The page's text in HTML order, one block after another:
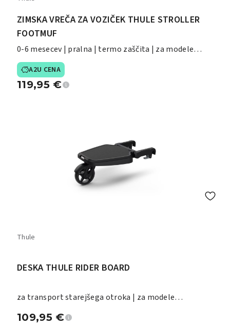
ZIMSKA VREČA ZA VOZIČEK THULE STROLLER
FOOTMUF
0-6 mesecev | pralna | termo zaščita | za modele
Shine/Spring/Glide/Chariot
A2U CENA
119,95 €
Thule
DESKA THULE RIDER BOARD
za transport starejšega otroka | za modele
109,95 €